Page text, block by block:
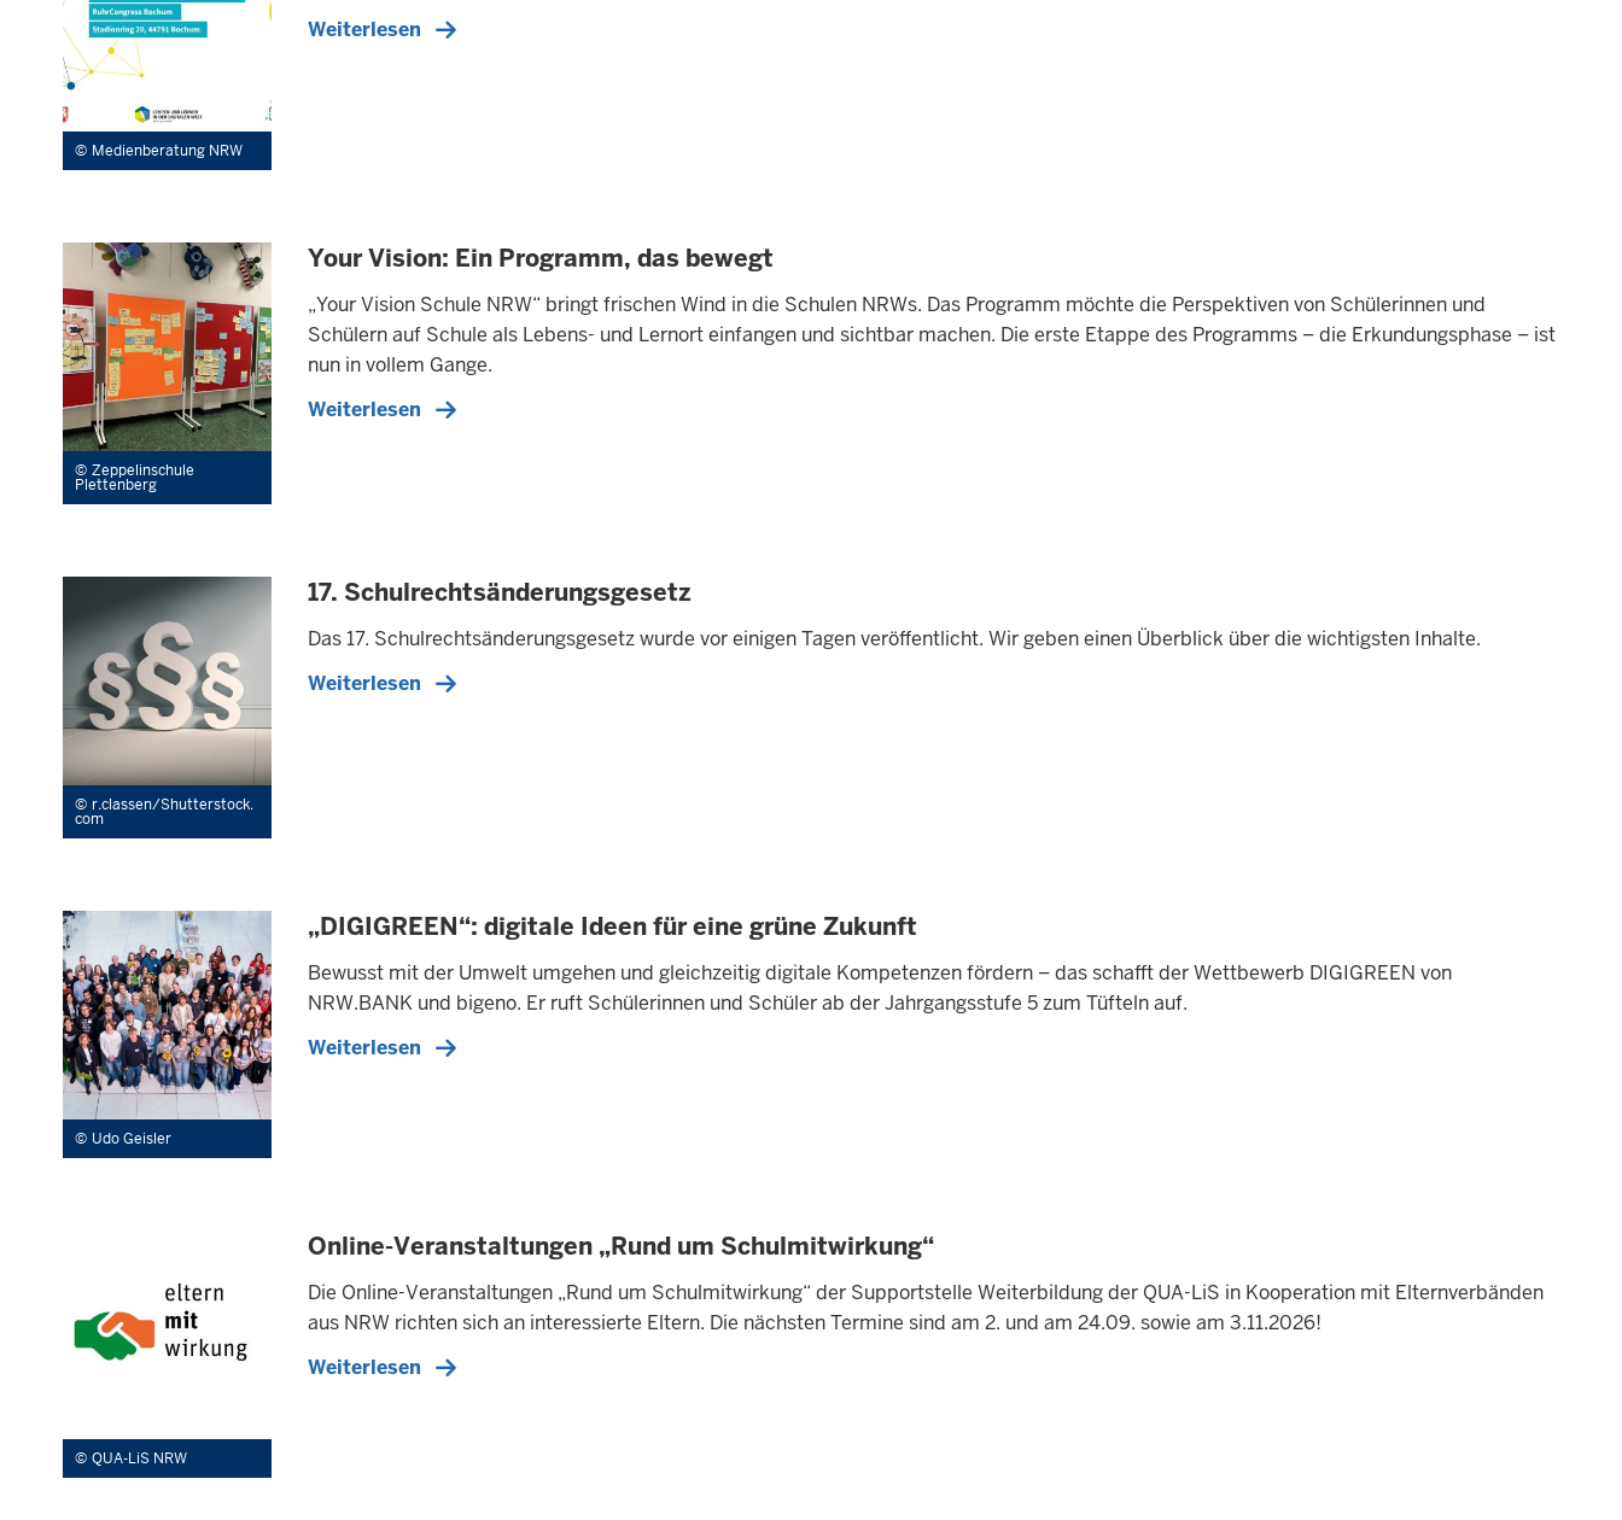
Medienberatung NRW
Weiterlesen
Zeppelinschule
Plettenberg
Your Vision: Ein Programm, das bewegt
„Your Vision Schule NRW“ bringt frischen Wind in die Schulen NRWs. Das Programm möchte die Perspektiven von Schülerinnen und
Schülern auf Schule als Lebens- und Lernort einfangen und sichtbar machen. Die erste Etappe des Programms – die Erkundungsphase – ist
nun in vollem Gange.
Weiterlesen
r.classen/Shutterstock.
com
17. Schulrechtsänderungsgesetz
Das 17. Schulrechtsänderungsgesetz wurde vor einigen Tagen veröffentlicht. Wir geben einen Überblick über die wichtigsten Inhalte.
Weiterlesen
Udo Geisler
„DIGIGREEN“: digitale Ideen für eine grüne Zukunft
Bewusst mit der Umwelt umgehen und gleichzeitig digitale Kompetenzen fördern – das schafft der Wettbewerb DIGIGREEN von
NRW.BANK und bigeno. Er ruft Schülerinnen und Schüler ab der Jahrgangsstufe 5 zum Tüfteln auf.
Weiterlesen
QUA-LiS NRW
Online-Veranstaltungen „Rund um Schulmitwirkung“
Die Online-Veranstaltungen „Rund um Schulmitwirkung“ der Supportstelle Weiterbildung der QUA-LiS in Kooperation mit Elternverbänden
aus NRW richten sich an interessierte Eltern. Die nächsten Termine sind am 2. und am 24.09. sowie am 3.11.2026!
Weiterlesen